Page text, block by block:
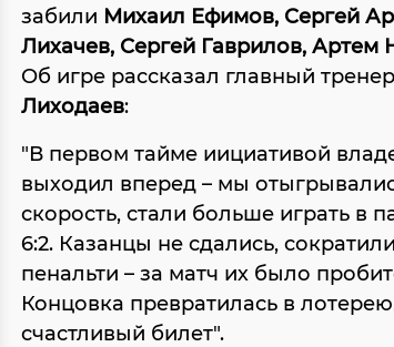
забили Михаил Ефимов, Сергей
Лихачев, Сергей Гаврилов, Артем
Об игре рассказал главный
Лиходаев:
"В первом тайме иициативой
выходил вперед – мы
скорость, стали больше играть в
6:2. Казанцы не сдались,
пенальти – за матч их было
Концовка превратилась в
счастливый билет".